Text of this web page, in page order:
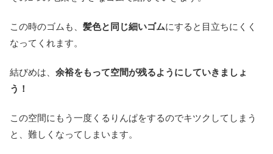
この時のゴムも、 髪色と同じ細いゴムにすると目立ちにくく
なってくれます。
結びめは、 余裕をもって空間が残るようにしていきましょ
う！
この空間にもう一度くるりんぱをするのでキツクしてしまう
と、難しくなってしまいます。